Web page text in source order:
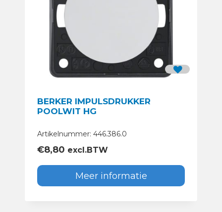
BERKER IMPULSDRUKKER
POOLWIT HG
Artikelnummer: 446.386.0
€8,80 excl.BTW
Meer informatie